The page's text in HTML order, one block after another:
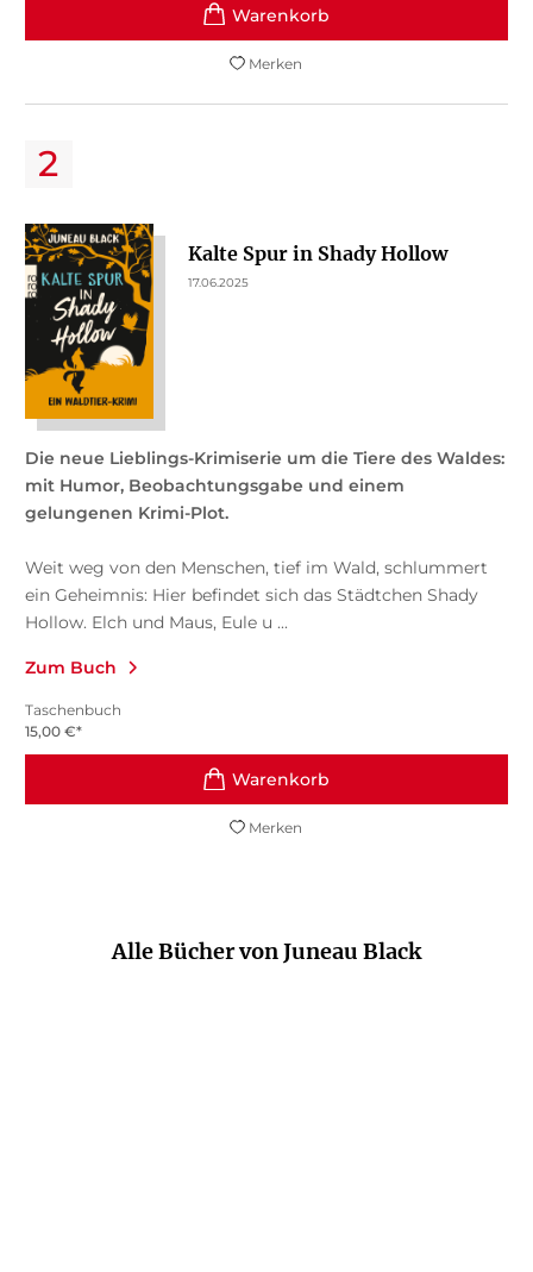
Merken
Kalte Spur in Shady Hollow
17.06.2025
Die neue Lieblings-Krimiserie um die Tiere des Waldes:
mit Humor, Beobachtungsgabe und einem
gelungenen Krimi-Plot.
Weit weg von den Menschen, tief im Wald, schlummert
ein Geheimnis: Hier befindet sich das Städtchen Shady
Hollow. Elch und Maus, Eule u ...
Zum Buch
Taschenbuch
15,00 €*
Merken
Alle Bücher von Juneau Black